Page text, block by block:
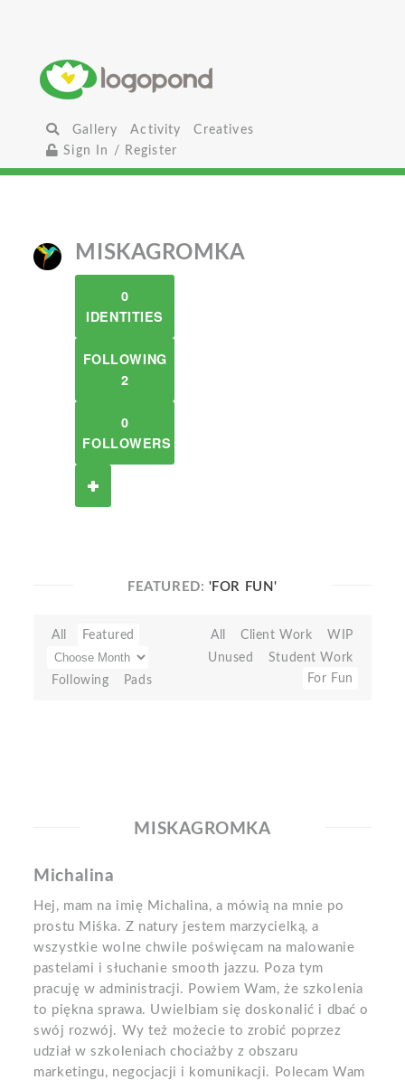
Gallery Activity
Creatives
Sign In / Register
MISKAGROMKA
0
IDENTITIES
FOLLOWING
2
0
FOLLOWERS
FEATURED: 'FOR FUN'
All Featured
Following Pads
All Client Work
WIP
Unused
Student Work
For Fun
MISKAGROMKA
Michalina
Hej, mam na imię Michalina, a mówią na mnie po
prostu Miśka. Z natury jestem marzycielką, a
wszystkie wolne chwile poświęcam na malowanie
pastelami i słuchanie smooth jazzu. Poza tym
pracuję w administracji. Powiem Wam, że szkolenia
to piękna sprawa. Uwielbiam się doskonalić i dbać o
swój rozwój. Wy też możecie to zrobić poprzez
udział w szkoleniach chociażby z obszaru
marketingu, negocjacji i komunikacji. Polecam Wam